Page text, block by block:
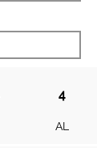
4
AL